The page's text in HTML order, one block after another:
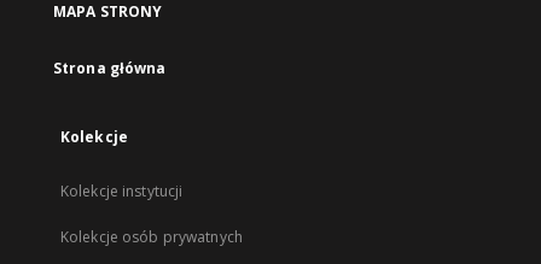
MAPA STRONY
Strona główna
Kolekcje
Kolekcje instytucji
Kolekcje osób prywatnych